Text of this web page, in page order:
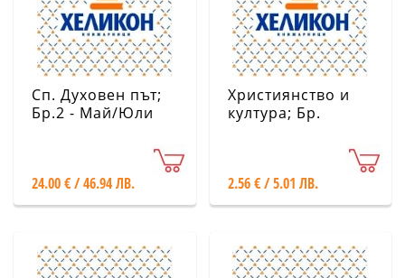
Сп. Духовен път;
Бр.2 - Май/Юли
24.00 € / 46.94 ЛВ.
Християнство и
култура; Бр.
2.56 € / 5.01 ЛВ.